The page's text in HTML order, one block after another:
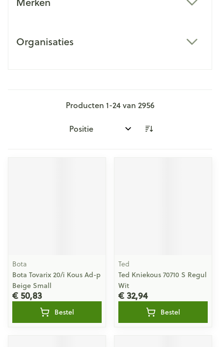
Organisaties
Producten 1-24van 2956
Sorteer op:
Bota
Bota Tovarix 20/i Kous Ad-p
Beige Small
€ 50,83
Bestel
Ted
Ted Kniekous 70710 S Regul
Wit
€ 32,94
Bestel